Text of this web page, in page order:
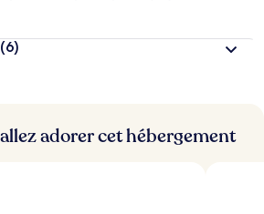
(6)
adorer cet hébergement